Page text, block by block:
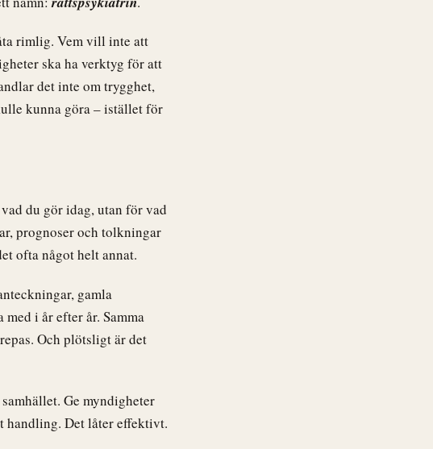
rimlig. Vem vill inte att
ska ha verktyg för att
det inte om trygghet,
kunna göra – istället för
du gör idag, utan för vad
prognoser och tolkningar
ofta något helt annat.
gamla
i år efter år. Samma
Och plötsligt är det
Ge myndigheter
handling. Det låter effektivt.